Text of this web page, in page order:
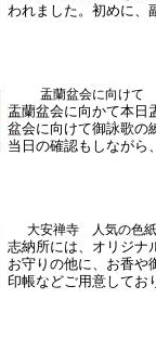
われました。初めに、
伝えられた後、各区の
事項や申し送り事項を
ぞれ引き継がれまし
来...
盂蘭盆会に向けて
盂蘭盆会に向かて本日
盆会に向けて御詠歌の
当日の確認もしながら
て、御詠歌をお聴きい
けますので、ぜひお越
さい。 (助野)
大安禅寺 人気の色紙
志納所には、オリジナ
お守りの他に、お香や
印帳などご用意してお